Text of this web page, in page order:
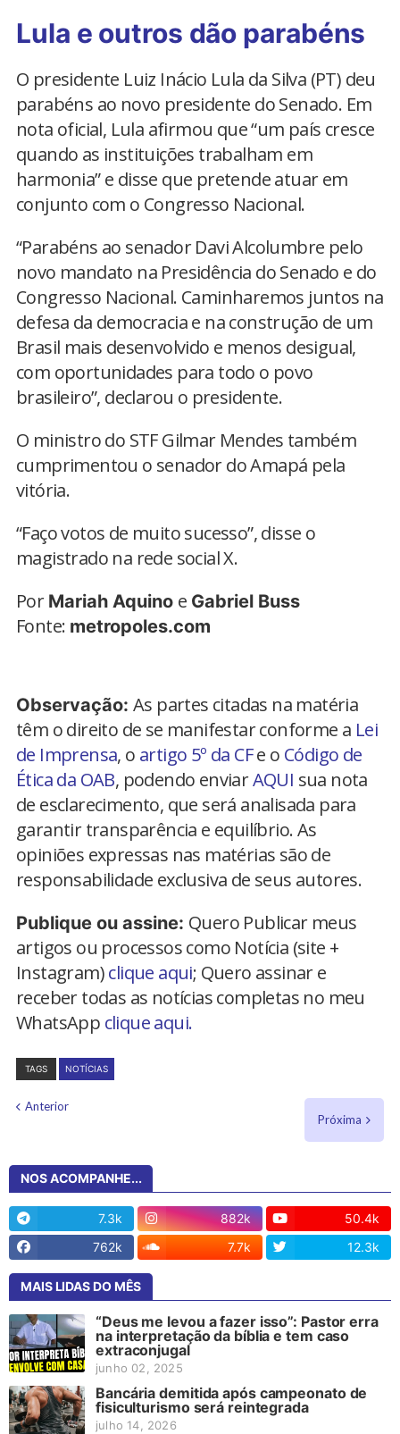
Lula e outros dão parabéns
O presidente Luiz Inácio Lula da Silva (PT) deu
parabéns ao novo presidente do Senado. Em
nota oficial, Lula afirmou que “um país cresce
quando as instituições trabalham em
harmonia” e disse que pretende atuar em
conjunto com o Congresso Nacional.
“Parabéns ao senador Davi Alcolumbre pelo
novo mandato na Presidência do Senado e do
Congresso Nacional. Caminharemos juntos na
defesa da democracia e na construção de um
Brasil mais desenvolvido e menos desigual,
com oportunidades para todo o povo
brasileiro”, declarou o presidente.
O ministro do STF Gilmar Mendes também
cumprimentou o senador do Amapá pela
vitória.
“Faço votos de muito sucesso”, disse o
magistrado na rede social X.
Por Mariah Aquino e Gabriel Buss
Fonte: metropoles.com
Observação: As partes citadas na matéria
têm o direito de se manifestar conforme a Lei
de Imprensa, o artigo 5º da CFe o Código de
Ética da OAB, podendo enviarAQUI sua nota
de esclarecimento, que será analisada para
garantir transparência e equilíbrio. As
opiniões expressas nas matérias são de
responsabilidade exclusiva de seus autores.
Publique ou assine: Quero Publicar meus
artigos ou processos como Notícia (site +
Instagram)clique aqui; Quero assinar e
receber todas as notícias completas no meu
WhatsApp clique aqui.
TAGS NOTÍCIAS
Anterior
Próxima
NOS ACOMPANHE...
7.3k 882k
50.4k
762k
7.7k 12.3k
MAIS LIDAS DO MÊS
“Deus me levou a fazer isso”: Pastor erra
na interpretação da bíblia e tem caso
extraconjugal
junho 02, 2025
Bancária demitida após campeonato de
fisiculturismo será reintegrada
julho 14, 2026